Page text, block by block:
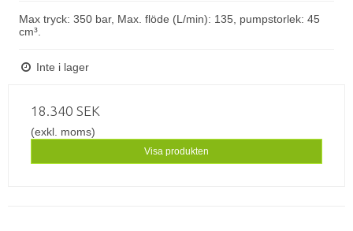
Max tryck: 350 bar, Max. flöde (L/min): 135, pumpstorlek: 45
cm³.
Inte i lager
18.340 SEK
(exkl. moms)
Visa produkten